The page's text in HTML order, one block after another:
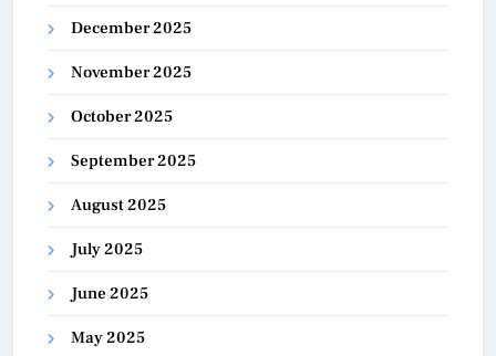
December 2025
November 2025
October 2025
September 2025
August 2025
July 2025
June 2025
May 2025